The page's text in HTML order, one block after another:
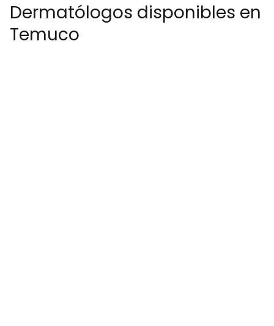
Dermatólogos disponibles en
Temuco